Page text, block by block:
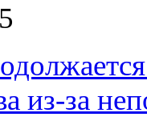
из-за